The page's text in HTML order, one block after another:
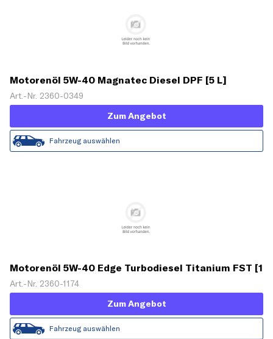
Motorenöl 5W-40 Magnatec Diesel DPF [5 L]
Art.-Nr. 2360-0349
Zum Angebot
Fahrzeug auswählen
Motorenöl 5W-40 Edge Turbodiesel Titanium FST [1
L]
Art.-Nr. 2360-1174
Zum Angebot
Fahrzeug auswählen